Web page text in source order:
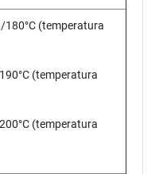
180°C (temperatura
(temperatura
(temperatura